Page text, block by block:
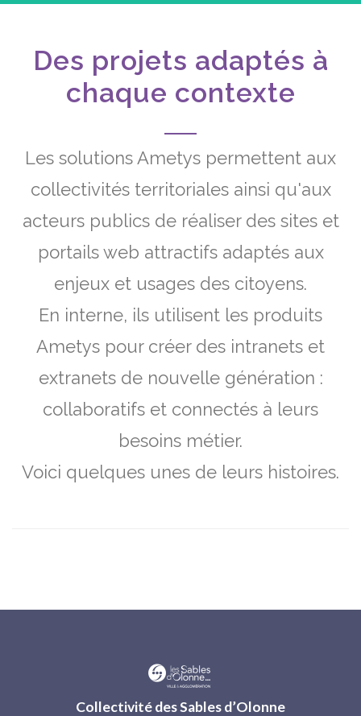
Des projets adaptés à
chaque contexte
Les solutions Ametys permettent aux
collectivités territoriales ainsi qu'aux
acteurs publics de réaliser des sites et
portails web attractifs adaptés aux
enjeux et usages des citoyens.
En interne, ils utilisent les produits
Ametys pour créer des intranets et
extranets de nouvelle génération :
collaboratifs et connectés à leurs
besoins métier.
Voici quelques unes de leurs histoires.
Collectivité des Sables d’Olonne